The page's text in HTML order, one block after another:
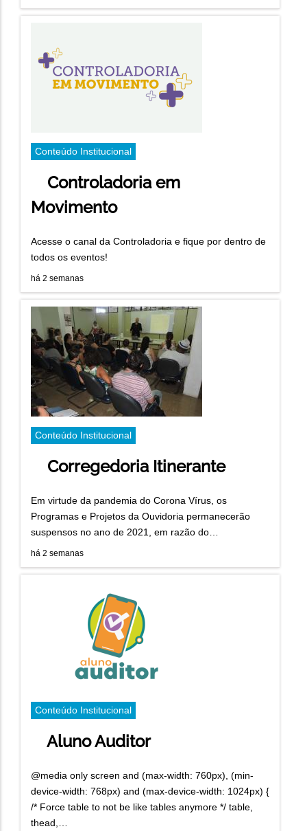
Conteúdo Institucional
Controladoria em
Movimento
Acesse o canal da Controladoria e fique por dentro de
todos os eventos!
há 2 semanas
Conteúdo Institucional
Corregedoria Itinerante
Em virtude da pandemia do Corona Vírus, os
Programas e Projetos da Ouvidoria permanecerão
suspensos no ano de 2021, em razão do…
há 2 semanas
Conteúdo Institucional
Aluno Auditor
@media only screen and (max-width: 760px), (min-
device-width: 768px) and (max-device-width: 1024px) {
/* Force table to not be like tables anymore */ table,
thead,…